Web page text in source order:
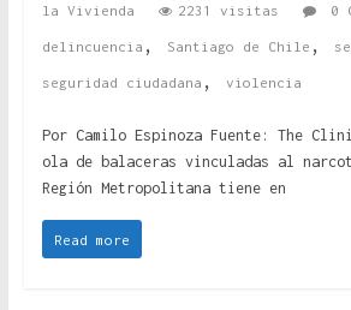
la Vivienda 2231 visitas 0
delincuencia , Santiago de Chile ,
seguridad ciudadana , violencia
Por Camilo Espinoza Fuente: The
ola de balaceras vinculadas al
Región Metropolitana tiene en
Read more